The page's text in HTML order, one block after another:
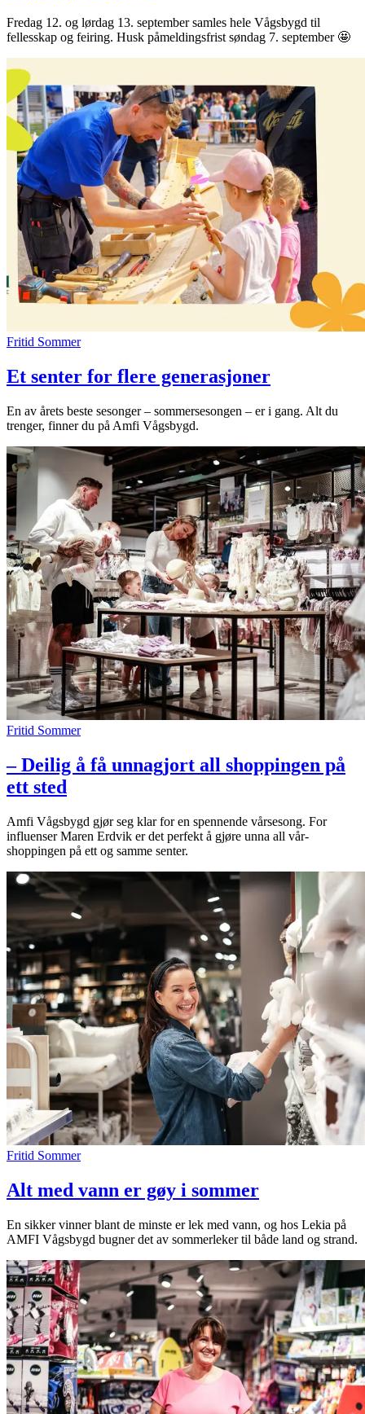
Fredag 12. og lørdag 13. september samles hele Vågsbygd til
fellesskap og feiring. Husk påmeldingsfrist søndag 7. september 🤩
Fritid Sommer
Et senter for flere generasjoner
En av årets beste sesonger – sommersesongen – er i gang. Alt du
trenger, finner du på Amfi Vågsbygd.
Fritid Sommer
– Deilig å få unnagjort all shoppingen på
ett sted
Amfi Vågsbygd gjør seg klar for en spennende vårsesong. For
influenser Maren Erdvik er det perfekt å gjøre unna all vår-
shoppingen på ett og samme senter.
Fritid Sommer
Alt med vann er gøy i sommer
En sikker vinner blant de minste er lek med vann, og hos Lekia på
AMFI Vågsbygd bugner det av sommerleker til både land og strand.